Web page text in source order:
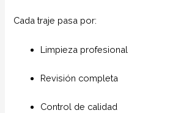
Cada traje pasa por:
Limpieza profesional
Revisión completa
Control de calidad